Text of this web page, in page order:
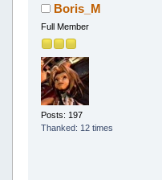
Boris_M
Full Member
Posts: 197
Thanked: 12 times